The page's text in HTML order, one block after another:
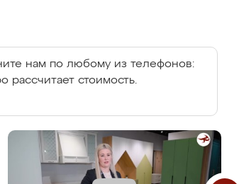
нам по любому из телефонов:
стоимость.